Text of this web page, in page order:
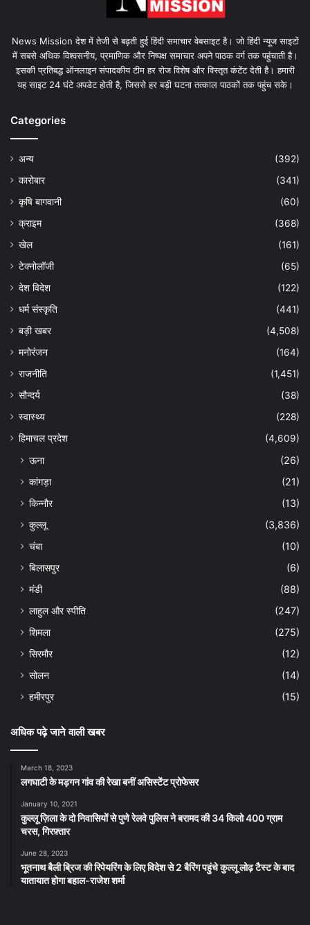
News Mission देश में तेजी से बढ़ती हुई हिंदी समाचार वेबसाइट है। जो हिंदी न्यूज साइटों
में सबसे अधिक विश्वसनीय, प्रमाणिक और निष्पक्ष समाचार अपने पाठक वर्ग तक पहुंचाती है।
इसकी प्रतिबद्ध ऑनलाइन संपादकीय टीम हर रोज विशेष और विस्तृत कंटेंट देती है। हमारी
यह साइट 24 घंटे अपडेट होती है, जिससे हर बड़ी घटना तत्काल पाठकों तक पहुंच सके।
Categories
अन्य
(392)
कारोबार
(341)
कृषि बागवानी
(60)
क्राइम
(368)
खेल
(161)
टेक्नोलॉजी
(65)
देश विदेश
(122)
धर्म संस्कृति
(441)
बड़ी खबर
(4,508)
मनोरंजन
(164)
राजनीति
(1,451)
सौन्दर्य
(38)
स्वास्थ्य
(228)
हिमाचल प्रदेश
(4,609)
ऊना
(26)
कांगड़ा
(21)
किन्नौर
(13)
कुल्लू
(3,836)
चंबा
(10)
बिलासपुर
(6)
मंडी
(88)
लाहुल और स्पीति
(247)
शिमला
(275)
सिरमौर
(12)
सोलन
(14)
हमीरपुर
(15)
अधिक पढ़े जाने वाली खबर
March 18, 2023
लगघाटी के मड़गन गांव की रेखा बनीं असिस्टेंट प्रोफेसर
January 10, 2021
कुल्लू ज़िला के दो निवासियों से पुणे रेलवे पुलिस ने बरामद की 34 किलो 400 ग्राम
चरस, गिरफ़्तार
June 28, 2023
भूतनाथ बैली ब्रिज की रिपेयरिंग के लिए विदेश से 2 बैरिंग पहुंचे कुल्लू लोढ़ टैस्ट के बाद
यातायात होगा बहाल-राजेश शर्मा